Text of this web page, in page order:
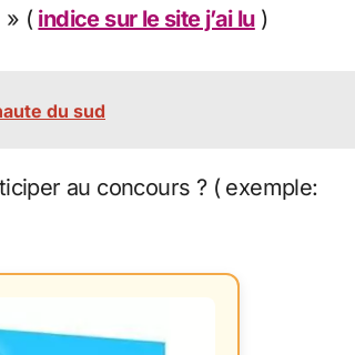
» ( indice sur le site j’ai lu)
du sud
au concours ? ( exemple: